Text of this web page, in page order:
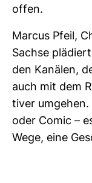
offen.
Marcus Pfeil,
Sachse
den Kanälen,
auch mit dem
tiver
oder Comic –
Wege, eine